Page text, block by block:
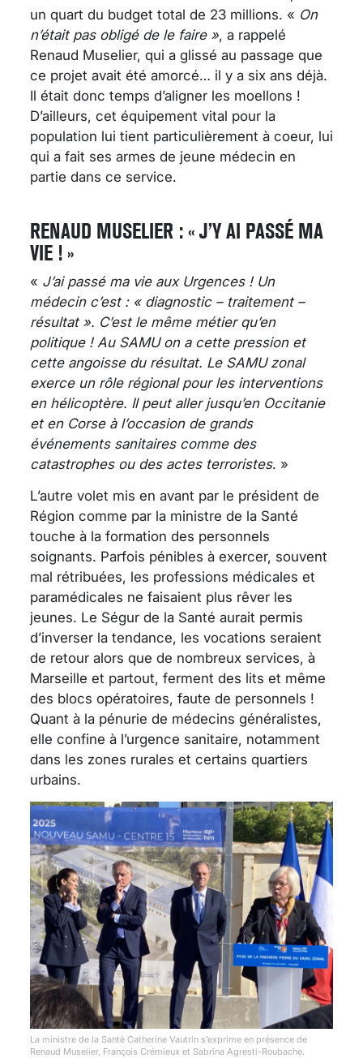
un quart du budget total de 23 millions. « On
n’était pas obligé de le faire », a rappelé
Renaud Muselier, qui a glissé au passage que
ce projet avait été amorcé… il y a six ans déjà.
Il était donc temps d’aligner les moellons !
D’ailleurs, cet équipement vital pour la
population lui tient particulièrement à coeur, lui
qui a fait ses armes de jeune médecin en
partie dans ce service.
RENAUD MUSELIER : « J’Y AI PASSÉ MA
VIE ! »
« J’ai passé ma vie aux Urgences ! Un
médecin c’est : « diagnostic – traitement –
résultat ». C’est le même métier qu’en
politique ! Au SAMU on a cette pression et
cette angoisse du résultat. Le SAMU zonal
exerce un rôle régional pour les interventions
en hélicoptère. Il peut aller jusqu’en Occitanie
et en Corse à l’occasion de grands
événements sanitaires comme des
catastrophes ou des actes terroristes. »
L’autre volet mis en avant par le président de
Région comme par la ministre de la Santé
touche à la formation des personnels
soignants. Parfois pénibles à exercer, souvent
mal rétribuées, les professions médicales et
paramédicales ne faisaient plus rêver les
jeunes. Le Ségur de la Santé aurait permis
d’inverser la tendance, les vocations seraient
de retour alors que de nombreux services, à
Marseille et partout, ferment des lits et même
des blocs opératoires, faute de personnels !
Quant à la pénurie de médecins généralistes,
elle confine à l’urgence sanitaire, notamment
dans les zones rurales et certains quartiers
urbains.
La ministre de la Santé Catherine Vautrin s’exprime en présence de
Renaud Muselier, François Crémieux et Sabrina Agresti-Roubache.